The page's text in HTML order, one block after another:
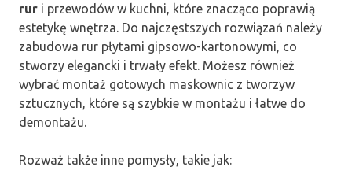
rur i przewodów w kuchni, które znacząco poprawią
estetykę wnętrza. Do najczęstszych rozwiązań należy
zabudowa rur płytami gipsowo-kartonowymi, co
stworzy elegancki i trwały efekt. Możesz również
wybrać montaż gotowych maskownic z tworzyw
sztucznych, które są szybkie w montażu i łatwe do
demontażu.
Rozważ także inne pomysły, takie jak: